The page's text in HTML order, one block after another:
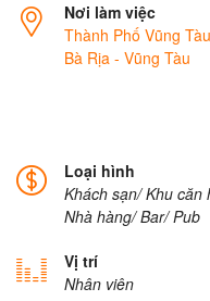
Nơi làm việc
Thành Phố Vũng Tàu
Bà Rịa - Vũng Tàu
Loại hình
Khách sạn/ Khu căn
Nhà hàng/ Bar/ Pub
Vị trí
Nhân viên